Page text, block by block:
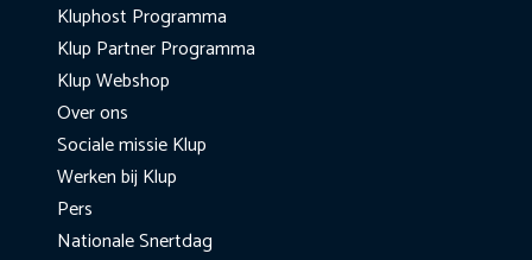
Kluphost Programma
Klup Partner Programma
Klup Webshop
Over ons
Sociale missie Klup
Werken bij Klup
Pers
Nationale Snertdag